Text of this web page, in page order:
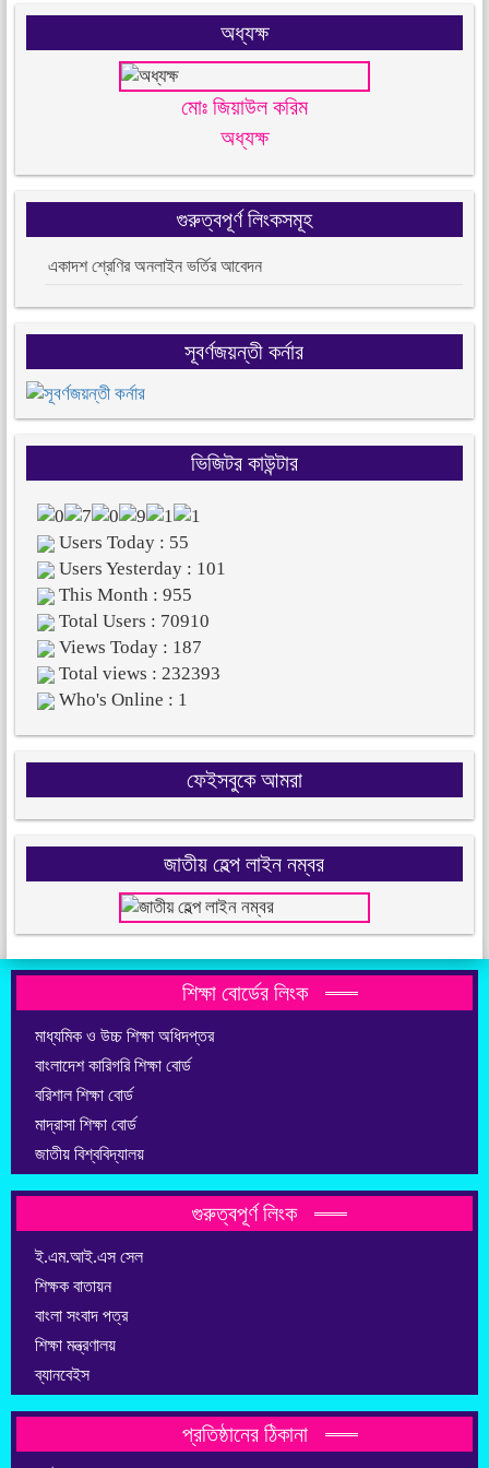
অধ্যক্ষ
মোঃ জিয়াউল করিম
অধ্যক্ষ
গুরুত্বপূর্ণ লিংকসমূহ
একাদশ শ্রেণির অনলাইন ভর্তির আবেদন
সূবর্ণজয়ন্তী কর্নার
ভিজিটর কাউন্টার
Users Today : 55
Users Yesterday : 101
This Month : 955
Total Users : 70910
Views Today : 187
Total views : 232393
Who's Online : 1
ফেইসবুকে আমরা
জাতীয় হেল্প লাইন নম্বর
শিক্ষা বোর্ডের লিংক
মাধ্যমিক ও উচ্চ শিক্ষা অধিদপ্তর
বাংলাদেশ কারিগরি শিক্ষা বোর্ড
বরিশাল শিক্ষা বোর্ড
মাদ্রাসা শিক্ষা বোর্ড
জাতীয় বিশ্ববিদ্যালয়
গুরুত্বপূর্ণ লিংক
ই.এম.আই.এস সেল
শিক্ষক বাতায়ন
বাংলা সংবাদ পত্র
শিক্ষা মন্ত্রণালয়
ব্যানবেইস
প্রতিষ্ঠানের ঠিকানা